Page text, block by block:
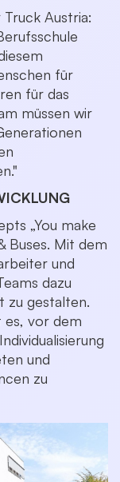
Austria:
für
für das
müssen wir
„You make
Buses. Mit dem
und
dazu
zu gestalten.
es, vor dem
und
zu